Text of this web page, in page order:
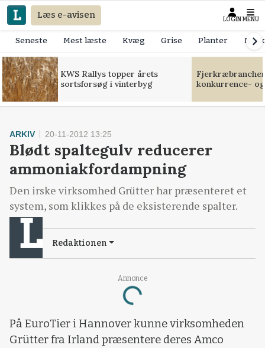
Læs e-avisen LOGIN MENU
Seneste Mest læste Kvæg Grise Planter
KWS Rallys topper årets
sortsforsøg i vinterbyg
konkurrence-
Annonce
Loading...
ARKIV 20-11-2012 13:25
Blødt spaltegulv reducerer
ammoniakfordampning
Den irske virksomhed Grütter har præsenteret et
system, som klikkes på de eksisterende spalter.
Redaktionen
På EuroTier i Hannover kunne virksomheden
Grütter fra Irland præsentere deres Amco